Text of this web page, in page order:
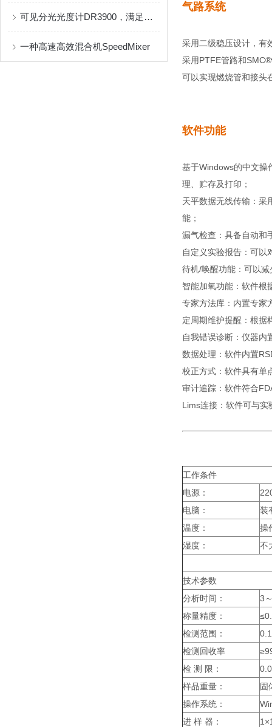
可见分光光度计DR3900，满足不同常规水质参数检测！
一种高速高效混合机SpeedMixer
气路系统
采用二级稳压设计，有
采用PTFE管路和SMC®
可以实现燃烧管和接头
软件功能
基于Windows的中文操
理、贮存及打印；
天平数据无线传输：采
能；
漏气检查：具备自动和
自定义实验报告：可以
待机/唤醒功能：可以
智能加氧功能：软件根
专家方法库：内置专家
定周期维护提醒：根据
自我错误诊断：仪器内
数据处理：软件内置
校正方式：软件具有单
审计追踪：软件符合
Lims连接：软件可与实
工作条件
电源：
电脑：
装
温度：
操
湿度：
不
技术参数
分析时间：
3
称量精度：
检测范围：
检测回收率
检 测 限：
样品重量：
固
操作系统：
进 样 器：